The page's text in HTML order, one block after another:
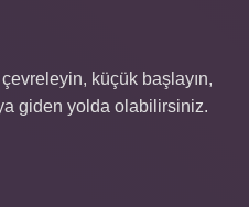
küçük başlayın,
giden yolda olabilirsiniz.